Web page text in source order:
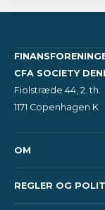
CFA SOCIETY
Fiolstræde 44, 2. th.
1171 Copenhagen K
OM
REGLER OG